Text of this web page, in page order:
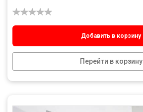
Добавить в корзину
Перейти в корзину